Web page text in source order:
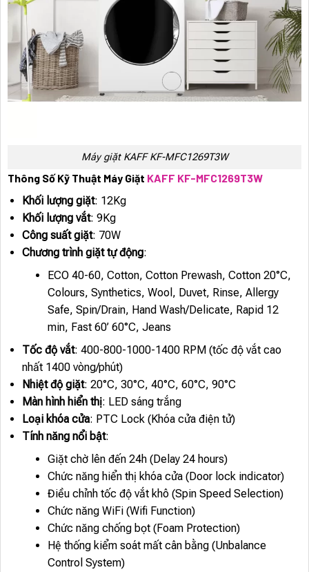
Máy giặt KAFF KF-MFC1269T3W
Thông Số Kỹ Thuật Máy Giặt KAFF KF-MFC1269T3W
Khối lượng giặt: 12Kg
Khối lượng vắt: 9Kg
Công suất giặt: 70W
Chương trình giặt tự động:
ECO 40-60, Cotton, Cotton Prewash, Cotton 20°C,
Colours, Synthetics, Wool, Duvet, Rinse, Allergy
Safe, Spin/Drain, Hand Wash/Delicate, Rapid 12
min, Fast 60’ 60°C, Jeans
Tốc độ vắt: 400-800-1000-1400 RPM (tốc độ vắt cao
nhất 1400 vòng/phút)
Nhiệt độ giặt: 20°C, 30°C, 40°C, 60°C, 90°C
Màn hình hiển thị: LED sáng trắng
Loại khóa cửa: PTC Lock (Khóa cửa điện tử)
Tính năng nổi bật:
Giặt chờ lên đến 24h (Delay 24 hours)
Chức năng hiển thị khóa cửa (Door lock indicator)
Điều chỉnh tốc độ vắt khô (Spin Speed Selection)
Chức năng WiFi (Wifi Function)
Chức năng chống bọt (Foam Protection)
Hệ thống kiểm soát mất cân bằng (Unbalance
Control System)